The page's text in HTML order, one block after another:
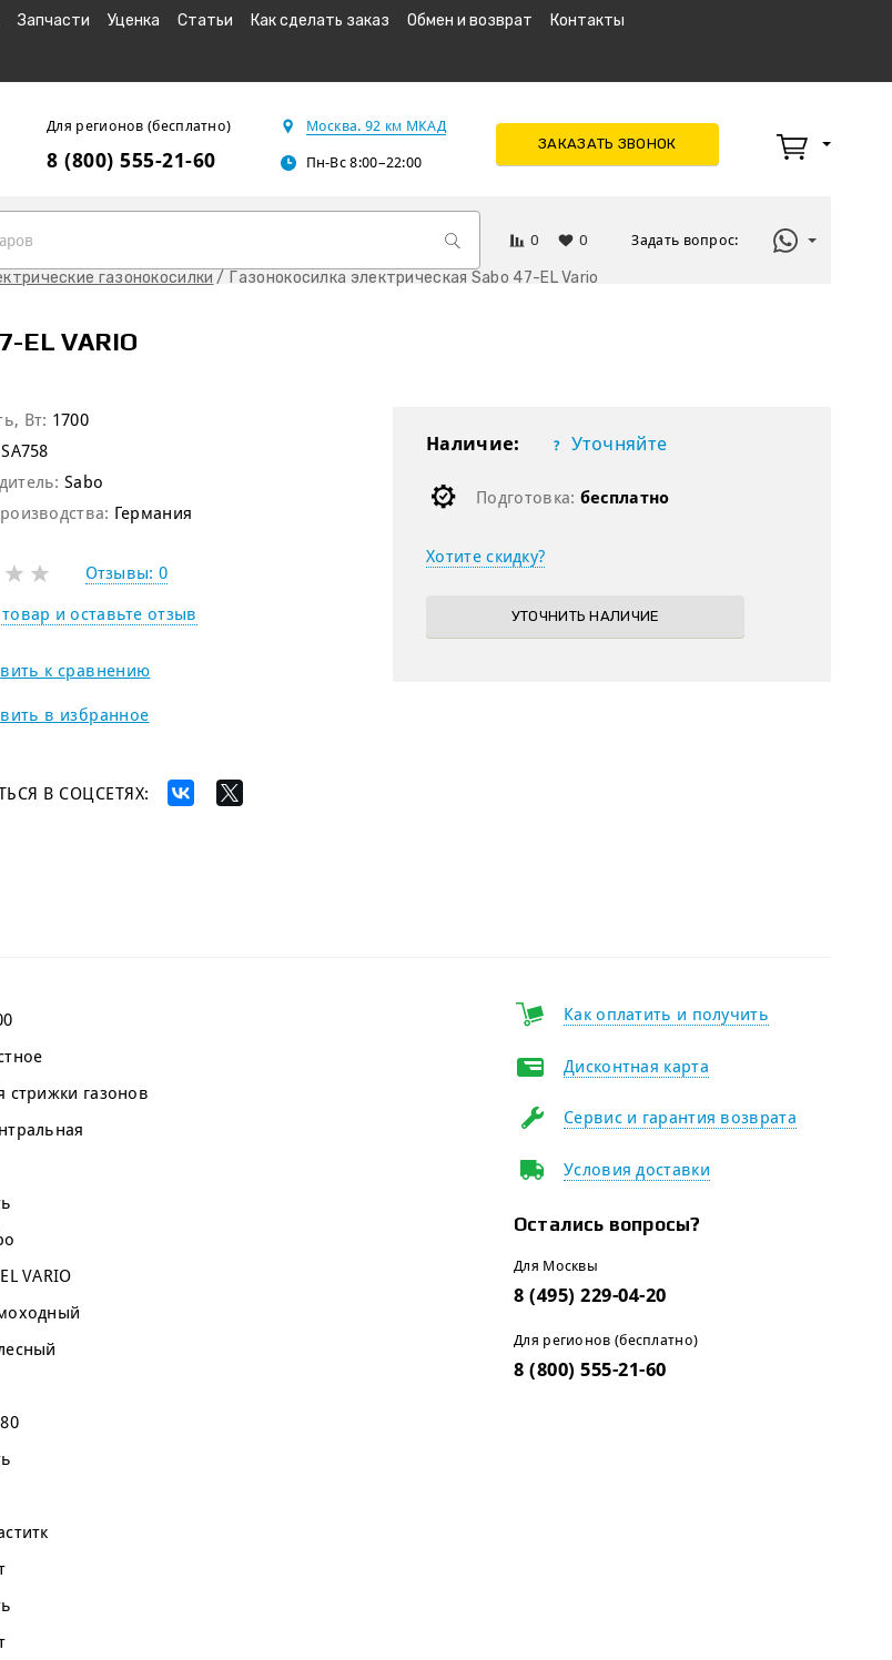
Запчасти Уценка Статьи Как сделать заказ Обмен и возврат Контакты
Для регионов (бесплатно)
8 (800) 555-21-60
Москва. 92 км МКАД
Пн-Вс 8:00–22:00
ЗАКАЗАТЬ ЗВОНОК
0 0 Задать вопрос:
газонокосилки Газонокосилка электрическая Sabo 47-EL Vario
VARIO
Вт: 1700
SA758
Sabo
Германия
Отзывы: 0
и оставьте отзыв
к сравнению
Добавить в избранное
В СОЦСЕТЯХ:
Наличие: Уточняйте
Подготовка: бесплатно
Хотите скидку?
УТОЧНИТЬ НАЛИЧИЕ
стрижки газонов
VARIO
Как оплатить и получить
Дисконтная карта
Сервис и гарантия возврата
Условия доставки
Остались вопросы?
Для Москвы
8 (495) 229-04-20
Для регионов (бесплатно)
8 (800) 555-21-60